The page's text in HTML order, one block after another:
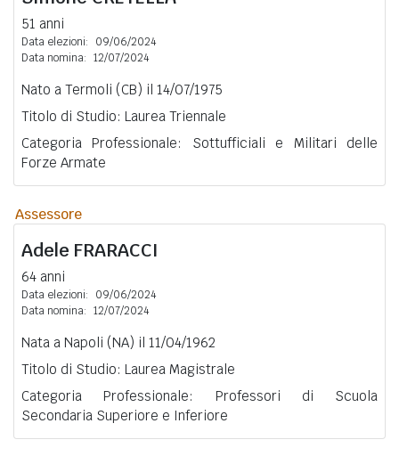
51 anni
Data elezioni:
09/06/2024
Data nomina: 12/07/2024
Nato a Termoli (CB) il 14/07/1975
Titolo di Studio: Laurea Triennale
Categoria Professionale: Sottufficiali e Militari delle
Forze Armate
Assessore
Adele FRARACCI
64 anni
Data elezioni:
09/06/2024
Data nomina: 12/07/2024
Nata a Napoli (NA) il 11/04/1962
Titolo di Studio: Laurea Magistrale
Categoria Professionale: Professori di Scuola
Secondaria Superiore e Inferiore